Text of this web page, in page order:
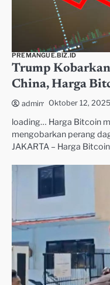
PREMANGUE.BIZ.ID
Trump Kobarkan
China, Harga
admin Oktober 12, 2025
loading… Harga Bitcoin
mengobarkan perang
JAKARTA – Harga